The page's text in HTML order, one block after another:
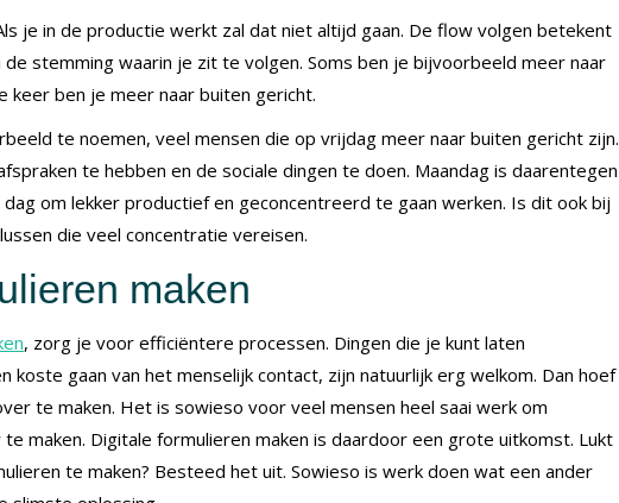
je in de productie werkt zal dat niet altijd gaan. De flow volgen betekent
stemming waarin je zit te volgen. Soms ben je bijvoorbeeld meer naar
keer ben je meer naar buiten gericht.
te noemen, veel mensen die op vrijdag meer naar buiten gericht zijn.
te hebben en de sociale dingen te doen. Maandag is daarentegen
om lekker productief en geconcentreerd te gaan werken. Is dit ook bij
die veel concentratie vereisen.
maken
, zorg je voor efficiëntere processen. Dingen die je kunt laten
koste gaan van het menselijk contact, zijn natuurlijk erg welkom. Dan hoef
te maken. Het is sowieso voor veel mensen heel saai werk om
maken. Digitale formulieren maken is daardoor een grote uitkomst. Lukt
te maken? Besteed het uit. Sowieso is werk doen wat een ander